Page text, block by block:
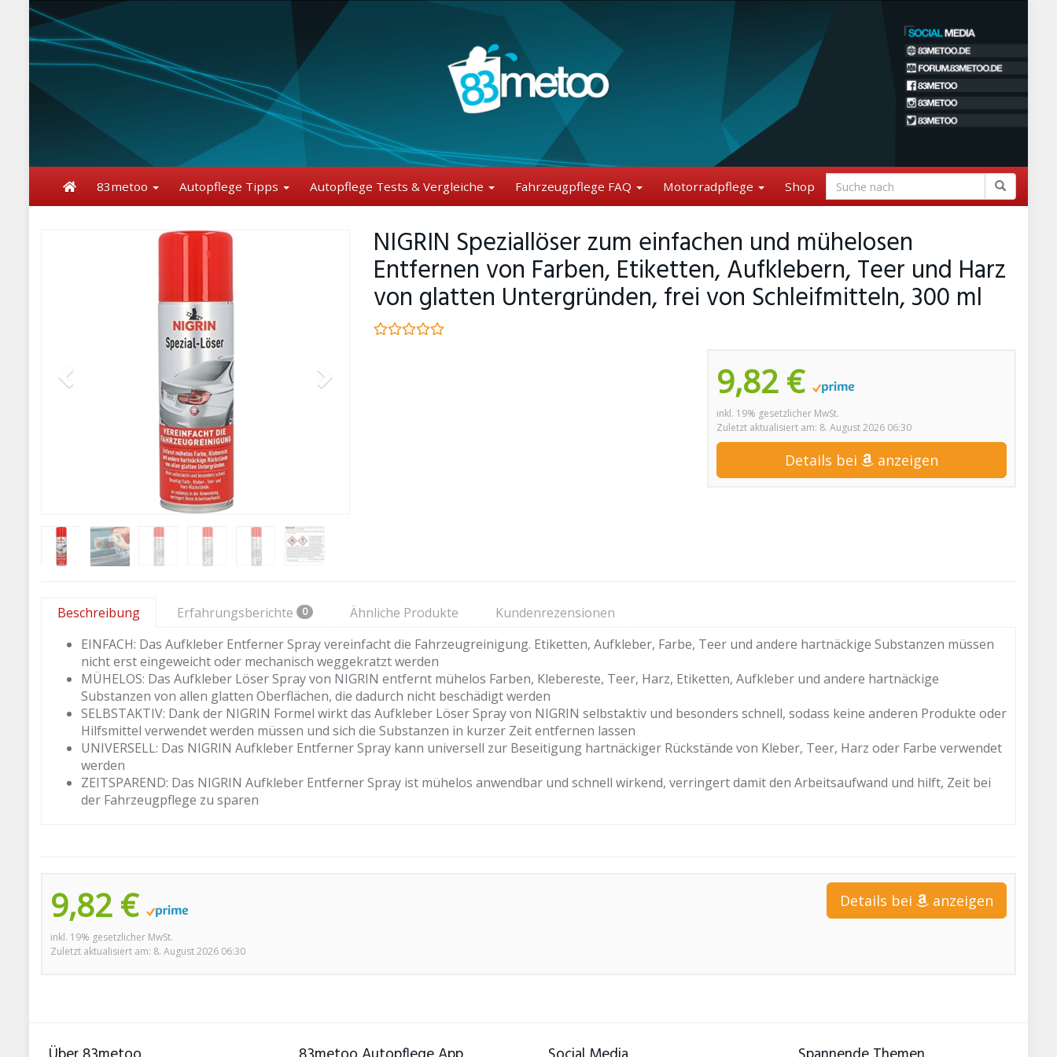
content
83metoo Autopflege Tipps Autopflege Tests & Vergleiche Fahrzeugpflege FAQ Motorradpflege Shop
NIGRIN Speziallöser zum einfachen und mühelosen
Entfernen von Farben, Etiketten, Aufklebern, Teer und Harz
von glatten Untergründen, frei von Schleifmitteln, 300 ml
9,82 €
inkl. 19% gesetzlicher MwSt.
Zuletzt aktualisiert am: 8. August 2026 06:30
Details bei anzeigen
Beschreibung Erfahrungsberichte 0 Ähnliche Produkte
Kundenrezensionen
EINFACH: Das Aufkleber Entferner Spray vereinfacht die Fahrzeugreinigung. Etiketten, Aufkleber, Farbe, Teer und andere hartnäckige Substanzen müssen
nicht erst eingeweicht oder mechanisch weggekratzt werden
MÜHELOS: Das Aufkleber Löser Spray von NIGRIN entfernt mühelos Farben, Klebereste, Teer, Harz, Etiketten, Aufkleber und andere hartnäckige
Substanzen von allen glatten Oberflächen, die dadurch nicht beschädigt werden
SELBSTAKTIV: Dank der NIGRIN Formel wirkt das Aufkleber Löser Spray von NIGRIN selbstaktiv und besonders schnell, sodass keine anderen Produkte oder
Hilfsmittel verwendet werden müssen und sich die Substanzen in kurzer Zeit entfernen lassen
UNIVERSELL: Das NIGRIN Aufkleber Entferner Spray kann universell zur Beseitigung hartnäckiger Rückstände von Kleber, Teer, Harz oder Farbe verwendet
werden
ZEITSPAREND: Das NIGRIN Aufkleber Entferner Spray ist mühelos anwendbar und schnell wirkend, verringert damit den Arbeitsaufwand und hilft, Zeit bei
der Fahrzeugpflege zu sparen
9,82 €
inkl. 19% gesetzlicher MwSt.
Zuletzt aktualisiert am: 8. August 2026 06:30
Details bei anzeigen